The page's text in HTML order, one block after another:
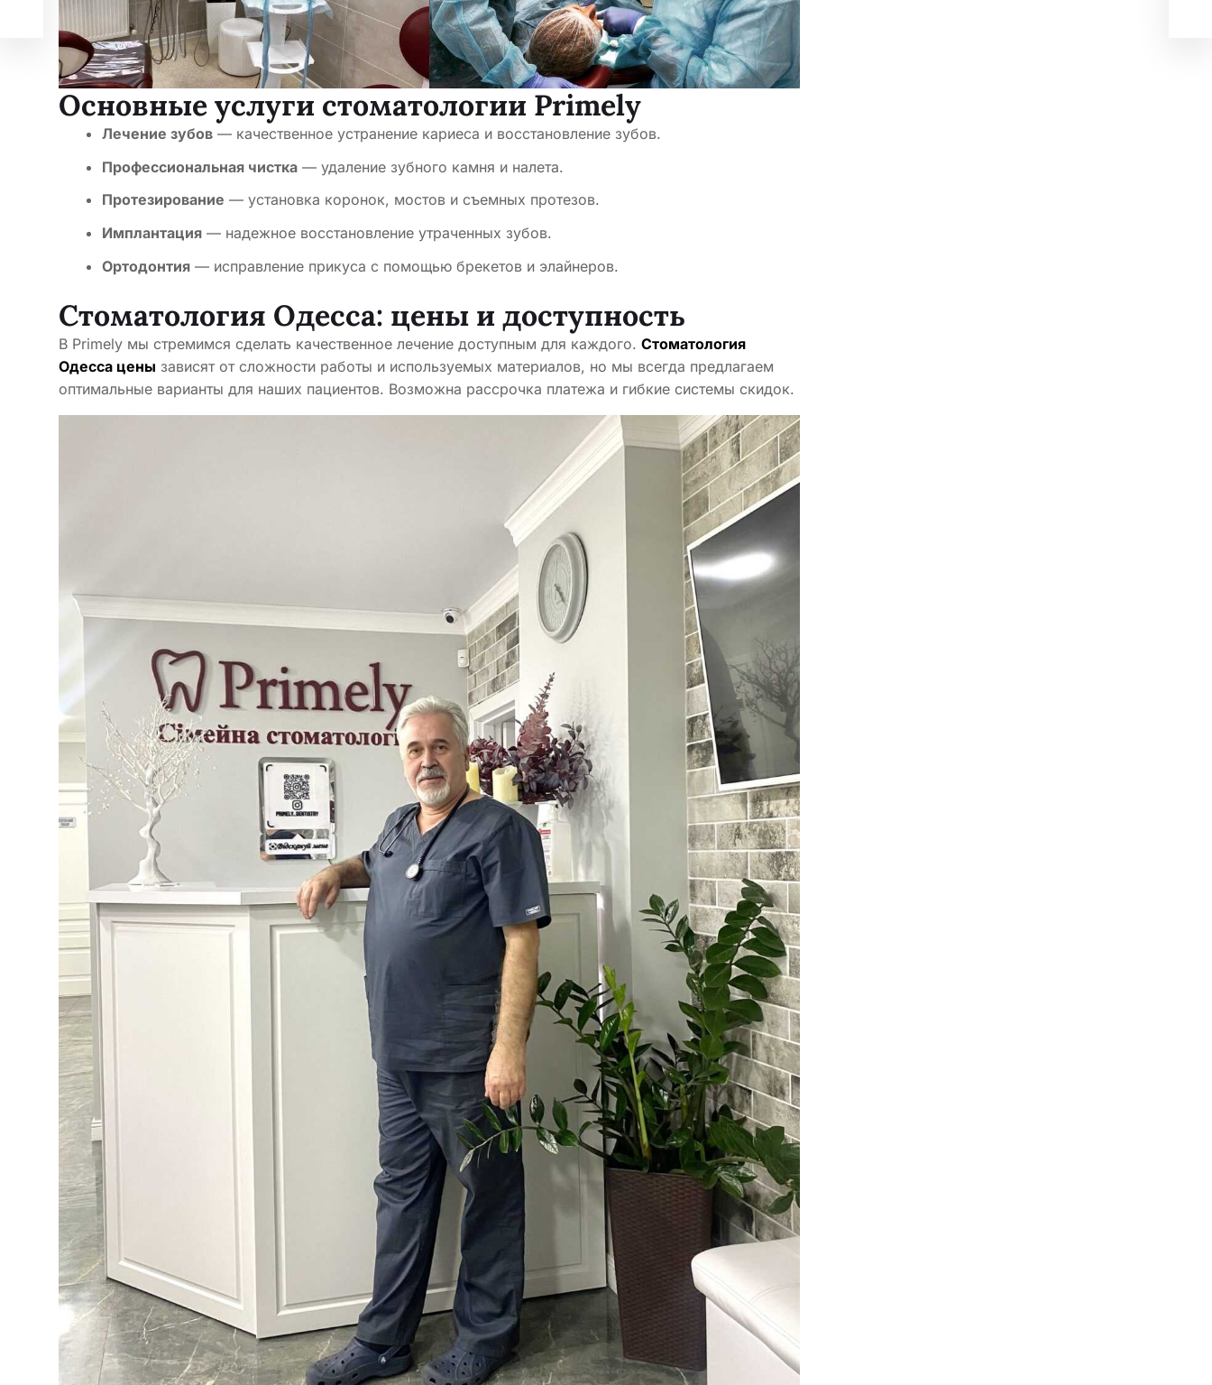
Основные услуги стоматологии Primely
Лечение зубов — качественное устранение кариеса и восстановление зубов.
Профессиональная чистка — удаление зубного камня и налета.
Протезирование — установка коронок, мостов и съемных протезов.
Имплантация — надежное восстановление утраченных зубов.
Ортодонтия — исправление прикуса с помощью брекетов и элайнеров.
Стоматология Одесса: цены и доступность
В Primely мы стремимся сделать качественное лечение доступным для каждого. Стоматология
Одесса цены зависят от сложности работы и используемых материалов, но мы всегда предлагаем
оптимальные варианты для наших пациентов. Возможна рассрочка платежа и гибкие системы скидок.